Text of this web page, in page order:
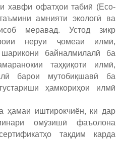
хавфи офатҳои табиӣ (Eco-
амнияти экологӣ ва
меравад. Устод зикр
неруи ҷомеаи илмӣ,
байналмилалӣ ба
таҳқиқоти илмӣ,
барои мутобиқшавӣ ба
ҳамкориҳои илмӣ
ҳамаи иштирокчиён, ки дар
омӯзишӣ фаъолона
тақдим карда